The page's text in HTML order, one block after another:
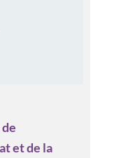
et de la